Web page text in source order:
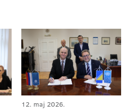
12. maj 2026.